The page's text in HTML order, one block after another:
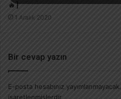
🔥 ]
1 Aralık 2020
Bir cevap yazın
E-posta hesabınız yayımlanmayacak.
işaretlenmişlerdir